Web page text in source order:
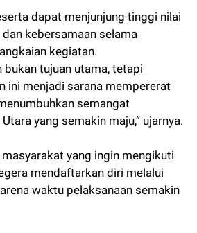
dapat menjunjung tinggi nilai
kebersamaan selama
kegiatan.
bukan tujuan utama, tetapi
ini menjadi sarana mempererat
semangat
yang semakin maju,” ujarnya.
yang ingin mengikuti
mendaftarkan diri melalui
waktu pelaksanaan semakin